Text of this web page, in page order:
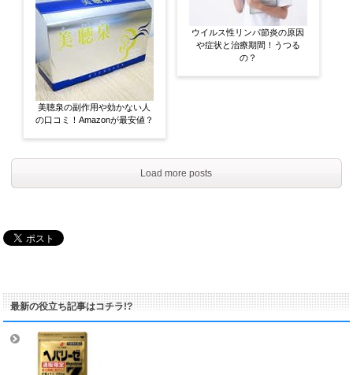
美聴泉の副作用や効かない人
の口コミ！Amazonが最安値？
ウイルス性リンパ節炎の原因
や症状と治療期間！うつる
の？
Load more posts
最新の役立ち記事はコチラ!?